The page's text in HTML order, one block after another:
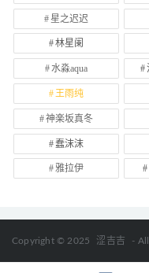
星之迟迟
林星阑
水淼aqua
王雨纯
神楽坂真冬
蠢沫沫
雅拉伊
Copyright © 2025 涩吉吉 -